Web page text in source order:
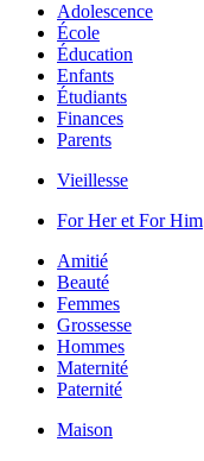
Adolescence
École
Éducation
Enfants
Étudiants
Finances
Parents
Vieillesse
For Her et For Him
Amitié
Beauté
Femmes
Grossesse
Hommes
Maternité
Paternité
Maison